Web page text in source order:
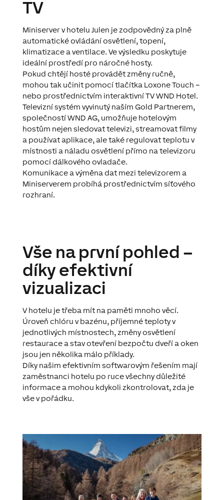
TV
Miniserver v hotelu Julen je zodpovědný za plně
automatické ovládání osvětlení, topení,
klimatizace a ventilace. Ve výsledku poskytuje
ideální prostředí pro náročné hosty.
Pokud chtějí hosté provádět změny ručně,
mohou tak učinit pomocí tlačítka Loxone Touch –
nebo prostřednictvím interaktivní TV WND Hotel.
Televizní systém vyvinutý naším Gold Partnerem,
společností WND AG, umožňuje hotelovým
hostům nejen sledovat televizi, streamovat filmy
a používat aplikace, ale také regulovat teplotu v
místnosti a náladu osvětlení přímo na televizoru
pomocí dálkového ovladače.
Komunikace a výměna dat mezi televizorem a
Miniserverem probíhá prostřednictvím síťového
rozhraní.
Vše na první pohled –
díky efektivní
vizualizaci
V hotelu je třeba mít na paměti mnoho věcí.
Úroveň chlóru v bazénu, příjemné teploty v
jednotlivých místnostech, změny osvětlení
restaurace a stav otevření bezpočtu dveří a oken
jsou jen několika málo příklady.
Díky našim efektivním softwarovým řešením mají
zaměstnanci hotelu po ruce všechny důležité
informace a mohou kdykoli zkontrolovat, zda je
vše v pořádku.